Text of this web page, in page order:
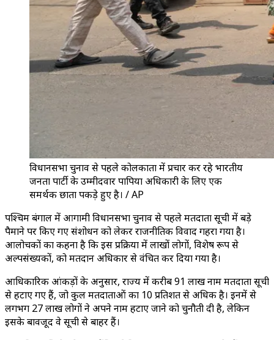
विधानसभा चुनाव से पहले कोलकाता में प्रचार कर रहे भारतीय
जनता पार्टी के उम्मीदवार पापिया अधिकारी के लिए एक
समर्थक छाता पकड़े हुए है। / AP
पश्चिम बंगाल में आगामी विधानसभा चुनाव से पहले मतदाता सूची में बड़े
पैमाने पर किए गए संशोधन को लेकर राजनीतिक विवाद गहरा गया है।
आलोचकों का कहना है कि इस प्रक्रिया में लाखों लोगों, विशेष रूप से
अल्पसंख्यकों, को मतदान अधिकार से वंचित कर दिया गया है।
आधिकारिक आंकड़ों के अनुसार, राज्य में करीब 91 लाख नाम मतदाता सूची
से हटाए गए हैं, जो कुल मतदाताओं का 10 प्रतिशत से अधिक है। इनमें से
लगभग 27 लाख लोगों ने अपने नाम हटाए जाने को चुनौती दी है, लेकिन
इसके बावजूद वे सूची से बाहर हैं।